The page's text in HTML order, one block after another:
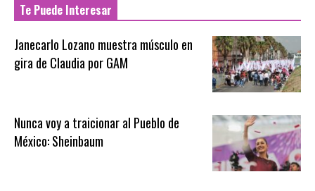
Te Puede Interesar
Janecarlo Lozano muestra músculo en
gira de Claudia por GAM
Nunca voy a traicionar al Pueblo de
México: Sheinbaum